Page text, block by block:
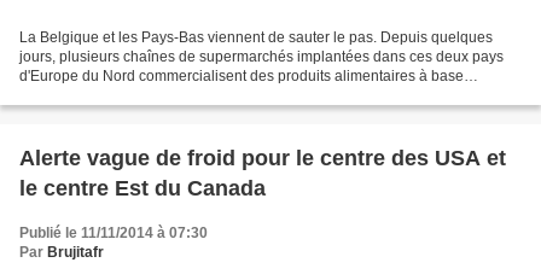
La Belgique et les Pays-Bas viennent de sauter le pas. Depuis quelques
jours, plusieurs chaînes de supermarchés implantées dans ces deux pays
d'Europe du Nord commercialisent des produits alimentaires à base
Alerte vague de froid pour le centre des USA et
le centre Est du Canada
Publié le 11/11/2014 à 07:30
Par Brujitafr